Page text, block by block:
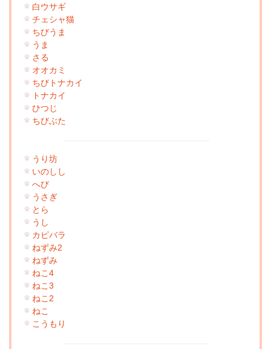
白ウサギ
チェシャ猫
ちびうま
うま
さる
オオカミ
ちびトナカイ
トナカイ
ひつじ
ちびぶた
うり坊
いのしし
へび
うさぎ
とら
うし
カピバラ
ねずみ2
ねずみ
ねこ4
ねこ3
ねこ2
ねこ
こうもり